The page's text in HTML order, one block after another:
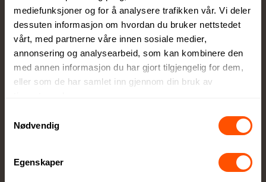
mediefunksjoner og for å analysere trafikken vår. Vi deler
dessuten informasjon om hvordan du bruker nettstedet
vårt, med partnerne våre innen sosiale medier,
annonsering og analysearbeid, som kan kombinere den
med annen informasjon du har gjort tilgjengelig for dem,
eller som de har samlet inn gjennom din bruk av
Nødvendig
Egenskaper
Design og tilpasning
Få eksperthjelp av våre profesjonelle
rådgivere for perfekt tilpasning
Du godkjenner alltid korrektur før vi setter